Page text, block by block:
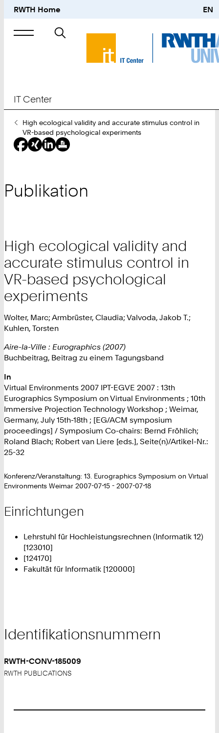
RWTH Home EN
Suche
nach
IT Center
Sie
sind
hier:
High ecological validity and accurate stimulus control in
VR-based psychological experiments
Publikation
High ecological validity and
accurate stimulus control in
VR-based psychological
experiments
Wolter, Marc; Armbrüster, Claudia; Valvoda, Jakob T.;
Kuhlen, Torsten
Aire-la-Ville : Eurographics (2007)
Buchbeitrag, Beitrag zu einem Tagungsband
In
Virtual Environments 2007 IPT-EGVE 2007 : 13th
Eurographics Symposium on Virtual Environments ; 10th
Immersive Projection Technology Workshop ; Weimar,
Germany, July 15th-18th ; [EG/ACM symposium
proceedings] / Symposium Co-chairs: Bernd Fröhlich;
Roland Blach; Robert van Liere [eds.], Seite(n)/Artikel-Nr.:
25-32
Konferenz/Veranstaltung: 13. Eurographics Symposium on Virtual
Environments Weimar 2007-07-15 - 2007-07-18
Einrichtungen
Lehrstuhl für Hochleistungsrechnen (Informatik 12)
[123010]
[124170]
Fakultät für Informatik [120000]
Identifikationsnummern
RWTH-CONV-185009
RWTH PUBLICATIONS